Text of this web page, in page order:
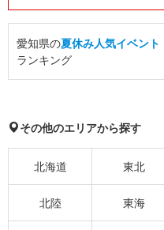
愛知県の夏休み人気イベント
ランキング
その他のエリアから探す
北海道 東北
北陸 東海